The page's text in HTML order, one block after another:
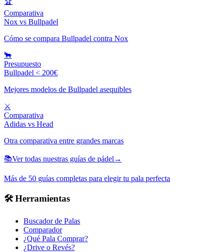
Comparativa
Nox vs Bullpadel
Cómo se compara Bullpadel contra Nox
🐂
Presupuesto
Bullpadel < 200€
Mejores modelos de Bullpadel asequibles
⚔️
Comparativa
Adidas vs Head
Otra comparativa entre grandes marcas
📚Ver todas nuestras guías de pádel →
Más de 50 guías completas para elegir tu pala perfecta
🛠️Herramientas
Buscador de Palas
Comparador
¿Qué Pala Comprar?
¿Drive o Revés?